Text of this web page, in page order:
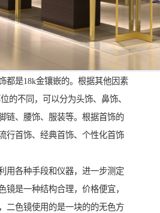
是18k金镶嵌的。根据其他因素
的不同，可以分为头饰、鼻饰、
链、腰饰、服装等。根据首饰的
行首饰、经典首饰、个性化首饰
各种手段和仪器，进一步测定
镜是一种结构合理，价格便宜，
二色镜使用的是一块的的无色方